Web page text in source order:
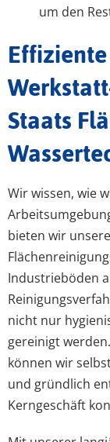
um den
Staats
Wir wissen, wie
bieten wir
Industrieböden
nicht nur
gereinigt
können wir
und gründlich
Kerngeschäft